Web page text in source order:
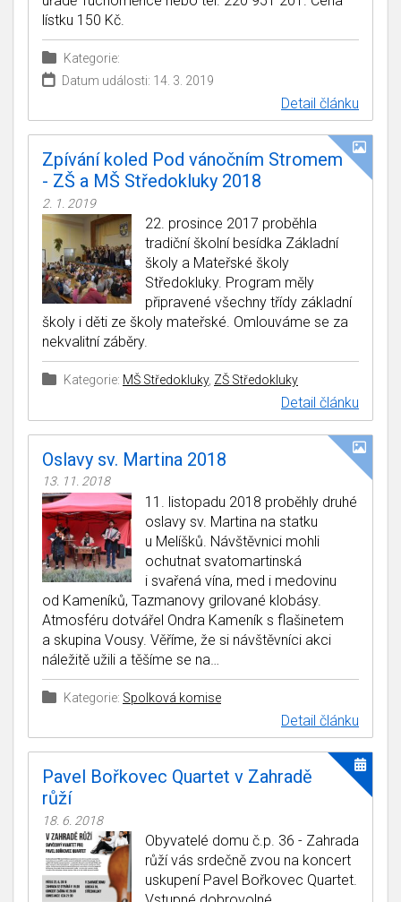
lístku 150 Kč.
Kategorie:
Datum události: 14. 3. 2019
Detail článku
Zpívání koled Pod vánočním Stromem
- ZŠ a MŠ Středokluky 2018
2. 1. 2019
22. prosince 2017 proběhla
tradiční školní besídka Základní
školy a Mateřské školy
Středokluky. Program měly
připravené všechny třídy základní
školy i děti ze školy mateřské. Omlouváme se za
nekvalitní záběry.
Kategorie: MŠ Středokluky, ZŠ Středokluky
Detail článku
Oslavy sv. Martina 2018
13. 11. 2018
11. listopadu 2018 proběhly druhé
oslavy sv. Martina na statku
u Melíšků. Návštěvnici mohli
ochutnat svatomartinská
i svařená vína, med i medovinu
od Kameníků, Tazmanovy grilované klobásy.
Atmosféru dotvářel Ondra Kameník s flašinetem
a skupina Vousy. Věříme, že si návštěvníci akci
náležitě užili a těšíme se na…
Kategorie: Spolková komise
Detail článku
Pavel Bořkovec Quartet v Zahradě
růží
18. 6. 2018
Obyvatelé domu č.p. 36 - Zahrada
růží vás srdečně zvou na koncert
uskupení Pavel Bořkovec Quartet.